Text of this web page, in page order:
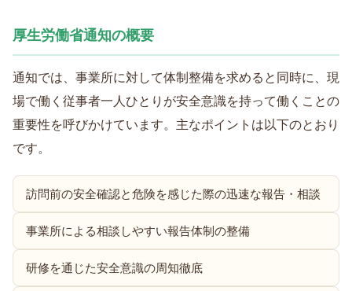
厚生労働省通知の概要
通知では、事業所に対して体制整備を求めると同時に、現
場で働く従事者一人ひとりが安全意識を持って働くことの
重要性を呼びかけています。主なポイントは以下のとおり
です。
訪問前の安全確認と危険を感じた際の迅速な報告・相談
事業所による相談しやすい報告体制の整備
研修を通じた安全意識の周知徹底